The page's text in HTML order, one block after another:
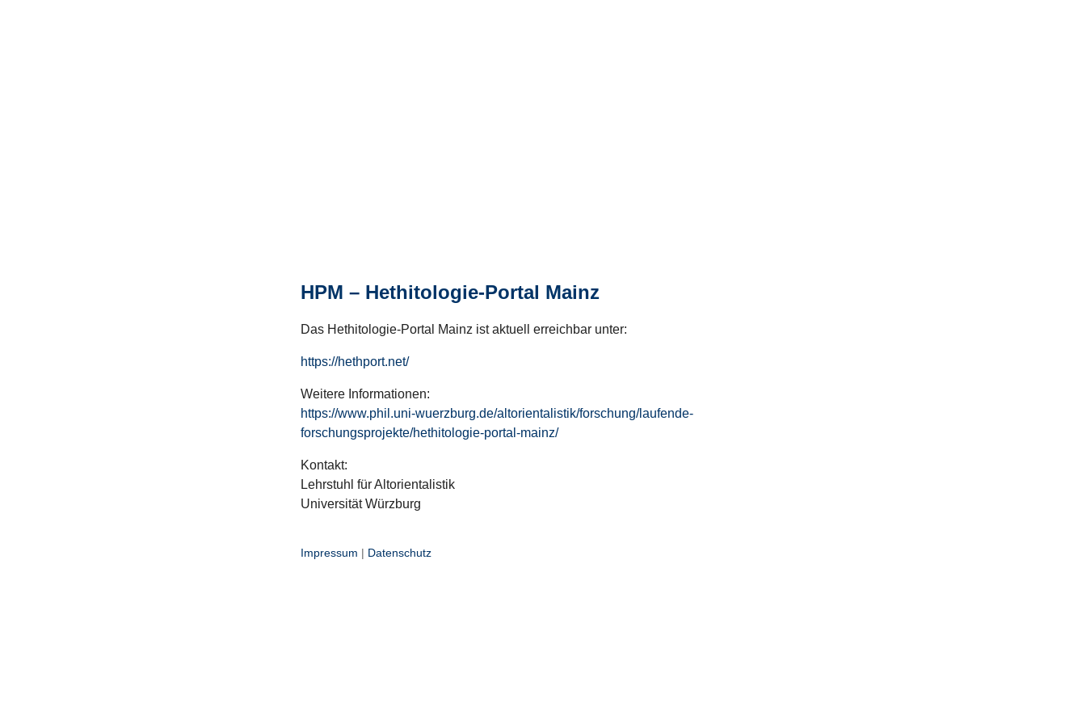
HPM – Hethitologie-Portal Mainz
Das Hethitologie-Portal Mainz ist aktuell erreichbar unter:
https://hethport.net/
Weitere Informationen:
https://www.phil.uni-wuerzburg.de/altorientalistik/forschung/laufende-
forschungsprojekte/hethitologie-portal-mainz/
Kontakt:
Lehrstuhl für Altorientalistik
Universität Würzburg
Impressum | Datenschutz